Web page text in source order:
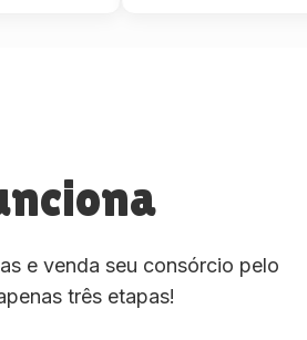
e venda seu consórcio pelo
três etapas!